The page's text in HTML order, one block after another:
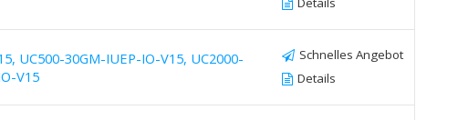
UC500-30GM-IUEP-IO-V15, UC2000-
V15
Schnelles Angebot
Details